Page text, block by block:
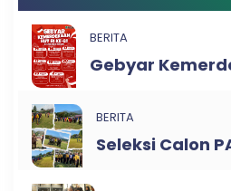
BERITA
Gebyar
BERITA
Seleksi Calon